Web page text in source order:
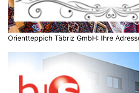
Orientteppich Täbriz GmbH: Ihre